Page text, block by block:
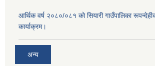
आर्थिक वर्ष २०८०/०८१ को सियारी गाउँपालिका
कार्याक्रम।
अन्य